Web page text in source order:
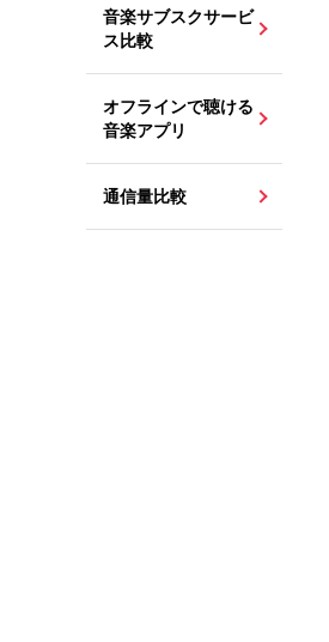
音楽サブスクサービ
ス比較
オフラインで聴ける
音楽アプリ
通信量比較